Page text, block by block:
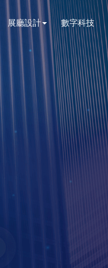
展廳設計 數字科技